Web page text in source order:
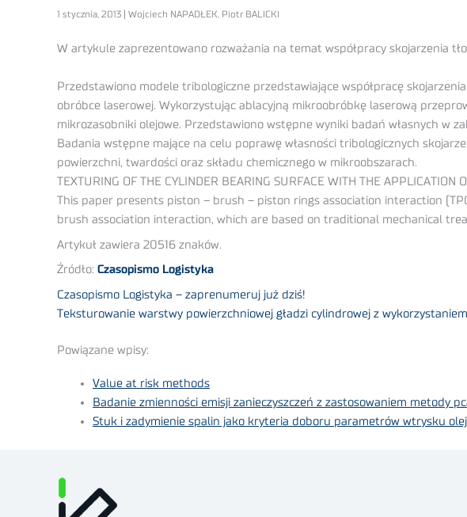
1 stycznia, 2013 | Wojciech NAPADŁEK, Piotr BALICKI
W artykule zaprezentowano rozważania na temat współpracy skojarzenia
Przedstawiono modele tribologiczne przedstawiające współpracę
obróbce laserowej. Wykorzystując ablacyjną mikroobróbkę laserową
mikrozasobniki olejowe. Przedstawiono wstępne wyniki badań własnych w
Badania wstępne mające na celu poprawę własności tribologicznych
powierzchni, twardości oraz składu chemicznego w mikroobszarach.
TEXTURING OF THE CYLINDER BEARING SURFACE WITH THE APPLICATION
This paper presents piston – brush – piston rings association interaction
brush association interaction, which are based on traditional mechanical
Artykuł zawiera 20516 znaków.
Źródło: Czasopismo Logistyka
Czasopismo Logistyka – zaprenumeruj już dziś!
Teksturowanie warstwy powierzchniowej gładzi cylindrowej z
Powiązane wpisy:
Value at risk methods
Badanie zmienności emisji zanieczyszczeń z zastosowaniem metody
Stuk i zadymienie spalin jako kryteria doboru parametrów wtrysku